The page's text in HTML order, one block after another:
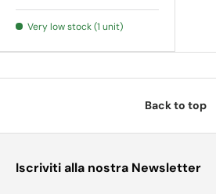
Very low stock (1 unit)
Back to top
Iscriviti alla nostra Newsletter